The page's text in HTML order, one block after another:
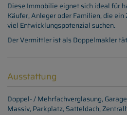
Diese Immobilie eignet sich ideal für
Käufer, Anleger oder Familien, die ein
viel Entwicklungspotenzial suchen.
Der Vermittler ist als Doppelmakler
Ausstattung
Doppel- / Mehrfachverglasung Garage
Massiv Parkplatz Satteldach